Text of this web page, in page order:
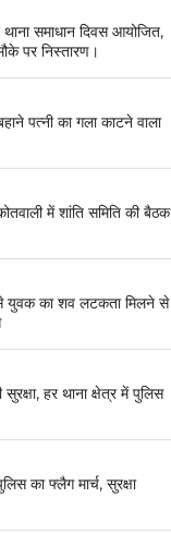
समाधान दिवस आयोजित,
पर निस्तारण।
पत्नी का गला काटने वाला
में शांति समिति की बैठक
युवक का शव लटकता मिलने से
हर थाना क्षेत्र में पुलिस
का फ्लैग मार्च, सुरक्षा